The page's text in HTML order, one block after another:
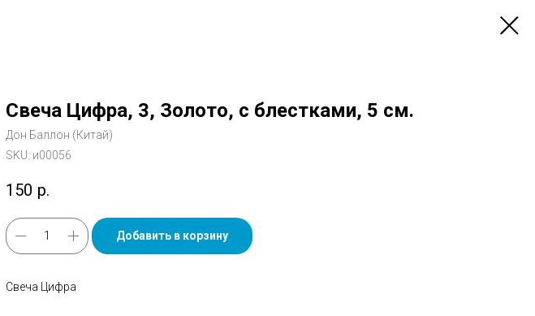
Свеча Цифра, 3, Золото, с блестками, 5 см.
Дон Баллон (Китай)
SKU: и00056
150 р.
Добавить в корзину
Свеча Цифра